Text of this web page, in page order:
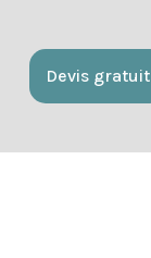
Devis gratuit